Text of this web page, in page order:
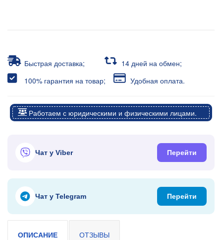
Быстрая доставка;
14 дней на обмен;
100% гарантия на товар;
Удобная оплата.
Работаем с юридическими и физическими лицами.
Чат у Viber Перейти
Чат у Telegram Перейти
ОПИСАНИЕ ОТЗЫВЫ